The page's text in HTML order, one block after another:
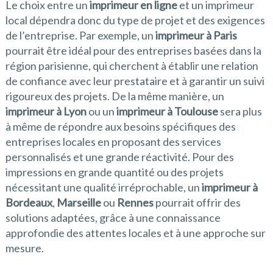
Le choix entre unimprimeur en ligneet un imprimeur
local dépendra donc du type de projet et des exigences
de l’entreprise. Par exemple, unimprimeur à Paris
pourrait être idéal pour des entreprises basées dans la
région parisienne, qui cherchent à établir une relation
de confiance avec leur prestataire et à garantir un suivi
rigoureux des projets. De la même manière, un
imprimeur à Lyonou unimprimeur à Toulousesera plus
à même de répondre aux besoins spécifiques des
entreprises locales en proposant des services
personnalisés et une grande réactivité. Pour des
impressions en grande quantité ou des projets
nécessitant une qualité irréprochable, unimprimeur à
Bordeaux, Marseilleou Rennespourrait offrir des
solutions adaptées, grâce à une connaissance
approfondie des attentes locales et à une approche sur
mesure.